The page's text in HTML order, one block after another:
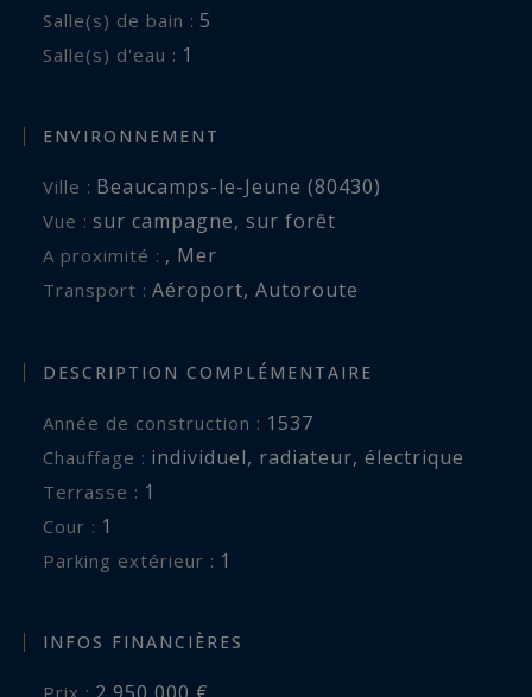
Salle(s) de bain : 5
Salle(s) d'eau : 1
ENVIRONNEMENT
Ville : Beaucamps-le-Jeune (80430)
Vue : sur campagne, sur forêt
A proximité : , Mer
Transport : Aéroport, Autoroute
DESCRIPTION COMPLÉMENTAIRE
Année de construction : 1537
Chauffage : individuel, radiateur, électrique
terrasse : 1
cour : 1
parking extérieur : 1
INFOS FINANCIÈRES